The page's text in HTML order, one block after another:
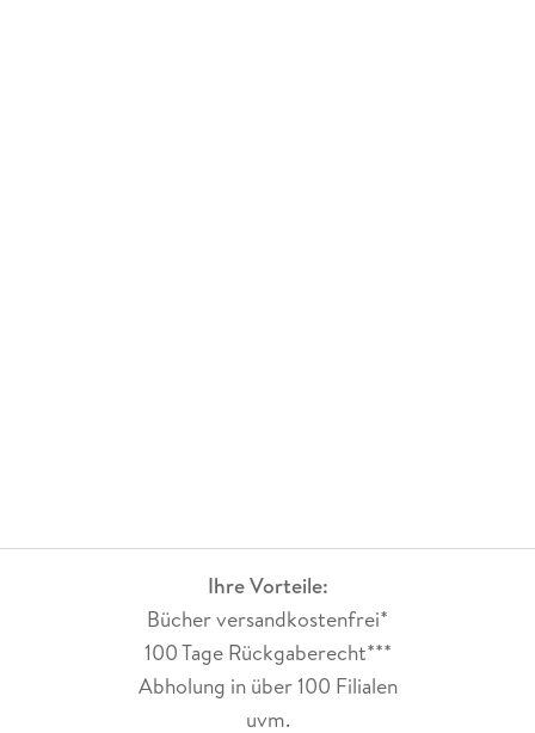
Ihre Vorteile:
Bücher versandkostenfrei*
100 Tage Rückgaberecht***
Abholung in über 100 Filialen
uvm.